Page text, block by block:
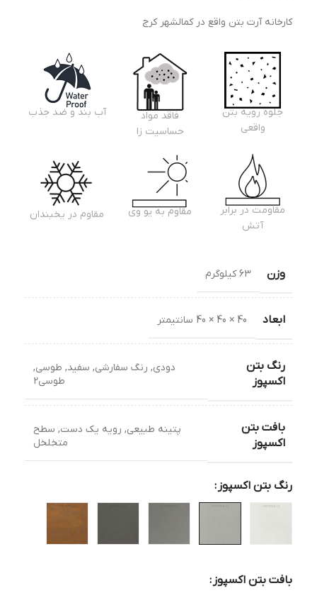
کارخانه آرت بتن واقع در کمالشهر کرج
جلوه رویه بتن
واقعی
فاقد مواد
حساسیت زا
آب بند و ضد جذب
مقاومت در برابر
آتش
مقاوم به یو وی مقاوم در یخبندان
وزن 63 کیلوگرم
ابعاد 40 × 40 × 40 سانتیمتر
رنگ بتن
اکسپوز
دودی, رنگ سفارشی, سفید, طوسی,
طوسی2
بافت بتن
اکسپوز
پتینه طبیعی, رویه یک دست, سطح
متخلخل
رنگ بتن اکسپوز
بافت بتن اکسپوز